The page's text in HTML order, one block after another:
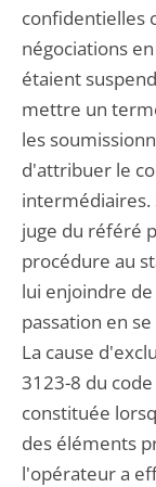
confidentielles
négociations
étaient
mettre un
les
d'attribuer le
intermédiaires.
juge du référé
procédure au
lui enjoindre
passation en
La cause
3123-8 du
constituée
des éléments
l'opérateur a